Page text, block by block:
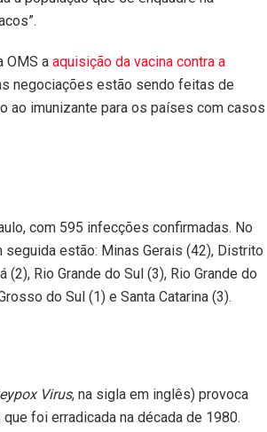
OMS a aquisição da vacina contra a
negociações estão sendo feitas de
ao imunizante para os países com casos
com 595 infecções confirmadas. No
estão: Minas Gerais (42), Distrito
(2), Rio Grande do Sul (3), Rio Grande do
do Sul (1) e Santa Catarina (3).
Virus, na sigla em inglês) provoca
que foi erradicada na década de 1980.